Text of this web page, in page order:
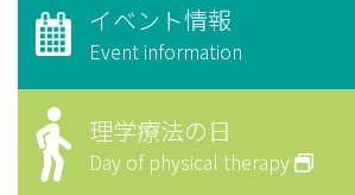
イベント情報
Event information
理学療法の日
Day of physical therapy